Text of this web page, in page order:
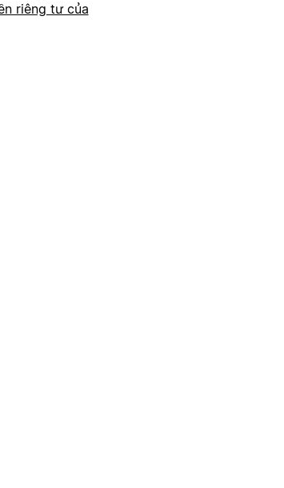
riêng tư của